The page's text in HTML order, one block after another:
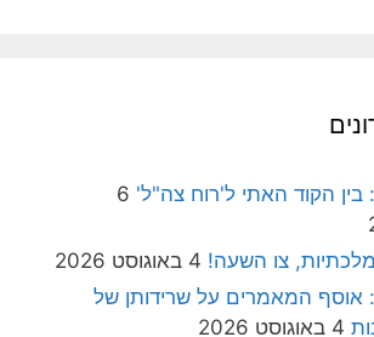
בין הקוד האתי ל'רוח צה"ל' 6
צו השעה! 4 באוגוסט 2026
אוסף המאמרים על שרידותן של
4 באוגוסט 2026